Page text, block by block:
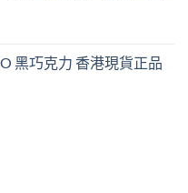
黑巧克力 香港現貨正品